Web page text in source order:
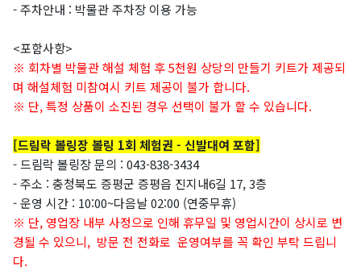
- 주차안내 : 박물관 주차장 이용 가능
<포함사항>
※ 회차별 박물관 해설 체험 후 5천원 상당의 만들기 키트가 제공되
며 해설체험 미참여시 키트 제공이 불가 합니다.
※ 단, 특정 상품이 소진된 경우 선택이 불가 할 수 있습니다.
[드림락 볼링장 볼링 1회 체험권 - 신발대여 포함]
- 드림락 볼링장 문의 : 043-838-3434
- 주소 : 충청북도 증평군 증평읍 진지내6길 17, 3층
- 운영 시간 : 10:00~다음날 02:00 (연중무휴)
※ 단, 영업장 내부 사정으로 인해 휴무일 및 영업시간이 상시로 변
경될 수 있으니, 방문 전 전화로 운영여부를 꼭 확인 부탁 드립니
다.